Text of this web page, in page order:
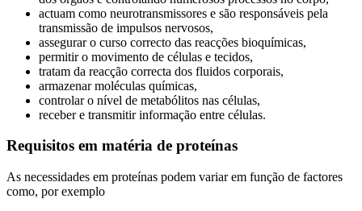
actuam como neurotransmissores e são responsáveis pela
transmissão de impulsos nervosos,
assegurar o curso correcto das reacções bioquímicas,
permitir o movimento de células e tecidos,
tratam da reacção correcta dos fluidos corporais,
armazenar moléculas químicas,
controlar o nível de metabólitos nas células,
receber e transmitir informação entre células.
Requisitos em matéria de proteínas
As necessidades em proteínas podem variar em função de factores
como, por exemplo